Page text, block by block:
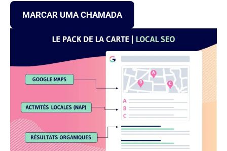
MARCAR UMA CHAMADA